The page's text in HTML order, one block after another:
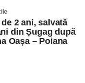
2 ani, salvată
din Șugag după
Oașa – Poiana